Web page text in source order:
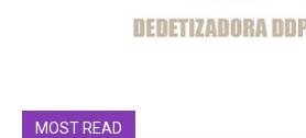
MOST READ